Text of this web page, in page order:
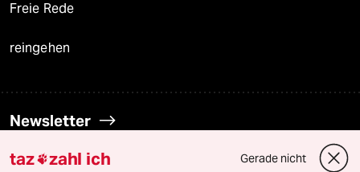
Freie Rede
reingehen
Newsletter
taz zahl ich Gerade nicht